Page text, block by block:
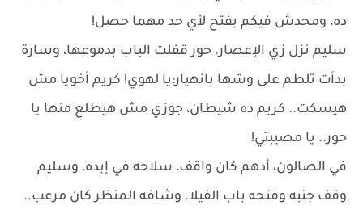
ده، ومحدش فيكم يفتح لأي حد مهما حصل!
سليم نزل زي الإعصار. حور قفلت الباب بدموعها، وسارة
بدأت تلطم على وشها بانهيار:يا لهوي! كريم أخويا مش
هيسكت.. كريم ده شيطان، جوزي مش هيطلع منها يا
حور.. يا مصيبتي!
في الصالون، أدهم كان واقف، سلاحه في إيده، وسليم
وقف جنبه وفتحه باب الفيلا. وشافه المنظر كان مرعب..